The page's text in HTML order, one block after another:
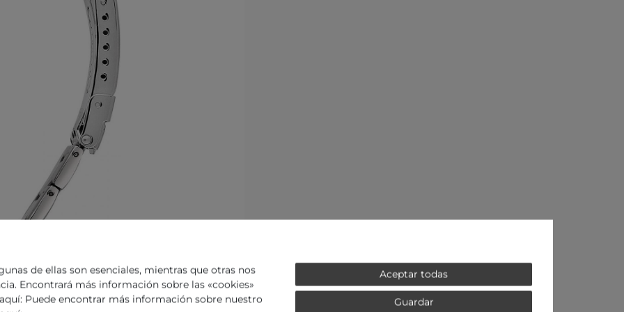
ID de art. - 123317
de ellas son esenciales, mientras que otras nos
Encontrará más información sobre las «cookies»
Puede encontrar más información sobre nuestro
Aceptar todas
Guardar